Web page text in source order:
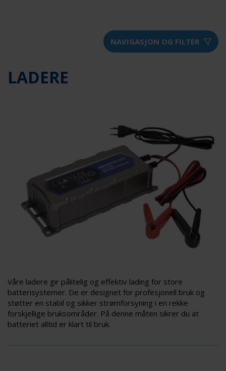
NAVIGASJON OG FILTER
LADERE
Våre ladere gir pålitelig og effektiv lading for store
batterisystemer. De er designet for profesjonell bruk og
støtter en stabil og sikker strømforsyning i en rekke
forskjellige bruksområder. På denne måten sikrer du at
batteriet alltid er klart til bruk.